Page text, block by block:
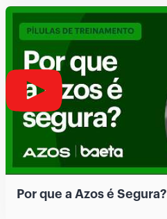
Por que a Azos é Segura?